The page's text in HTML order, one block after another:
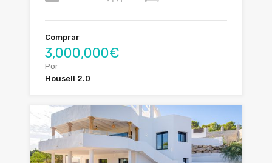
Comprar
3,000,000€
Por
Housell 2.0